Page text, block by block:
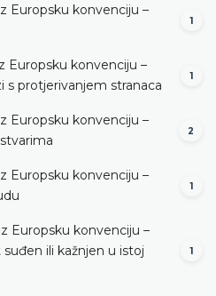
Europsku konvenciju –
1
Europsku konvenciju –
s protjerivanjem stranaca
1
Europsku konvenciju –
2
Europsku konvenciju –
1
Europsku konvenciju –
ili kažnjen u istoj
1